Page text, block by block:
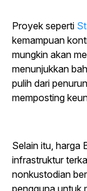
Proyek seperti
kemampuan
mungkin akan
menunjukkan
pulih dari
memposting
Selain itu, harga
infrastruktur
nonkustodian